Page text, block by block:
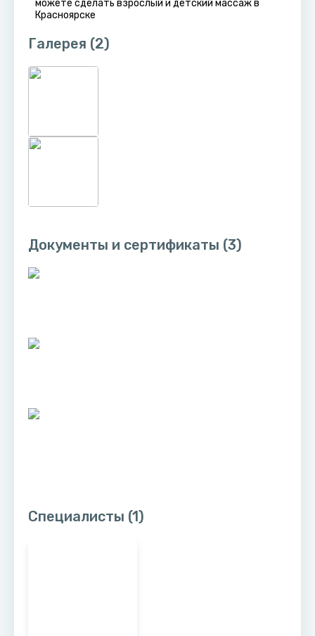
можете сделать взрослый и детский массаж в
Красноярске
Галерея (2)
Документы и сертификаты (3)
Специалисты (1)